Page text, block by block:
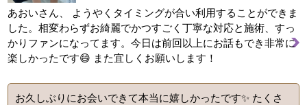
あおいさん、 ようやくタイミングが合い利用することができま
した。相変わらずお綺麗でかつすごく丁寧な対応と施術、すっ
かりファンになってます。今日は前回以上にお話もでき非常に
楽しかったです😄 また宜しくお願いします！
お久しぶりにお会いできて本当に嬉しかったです✨ たくさ